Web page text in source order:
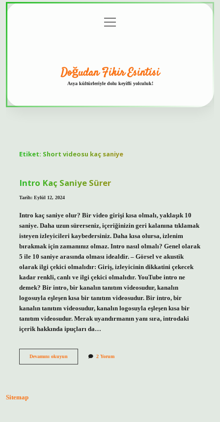
menüyü
aç
Doğudan Fikir Esintisi
Asya kültürleriyle dolu keyifli yolculuk!
Etiket: Short videosu kaç saniye
Intro Kaç Saniye Sürer
Tarih: Eylül 12, 2024
Intro kaç saniye olur? Bir video girişi kısa olmalı, yaklaşık 10
saniye. Daha uzun sürerseniz, içeriğinizin geri kalanına tıklamak
isteyen izleyicileri kaybedersiniz. Daha kısa olursa, izlenim
bırakmak için zamanınız olmaz. Intro nasıl olmalı? Genel olarak
5 ile 10 saniye arasında olması idealdir. – Görsel ve akustik
olarak ilgi çekici olmalıdır: Giriş, izleyicinin dikkatini çekecek
kadar renkli, canlı ve ilgi çekici olmalıdır. YouTube intro ne
demek? Bir intro, bir kanalın tanıtım videosudur, kanalın
logosuyla eşleşen kısa bir tanıtım videosudur. Bir intro, bir
kanalın tanıtım videosudur, kanalın logosuyla eşleşen kısa bir
tanıtım videosudur. Merak uyandırmanın yanı sıra, introdaki
içerik hakkında ipuçları da…
Devamını okuyunIntro
2 Yorum
Sitemap